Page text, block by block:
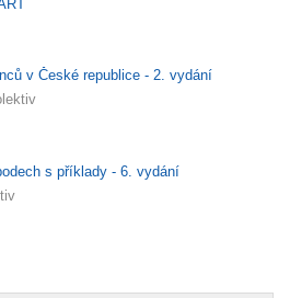
v České republice - 2. vydání
s příklady - 6. vydání